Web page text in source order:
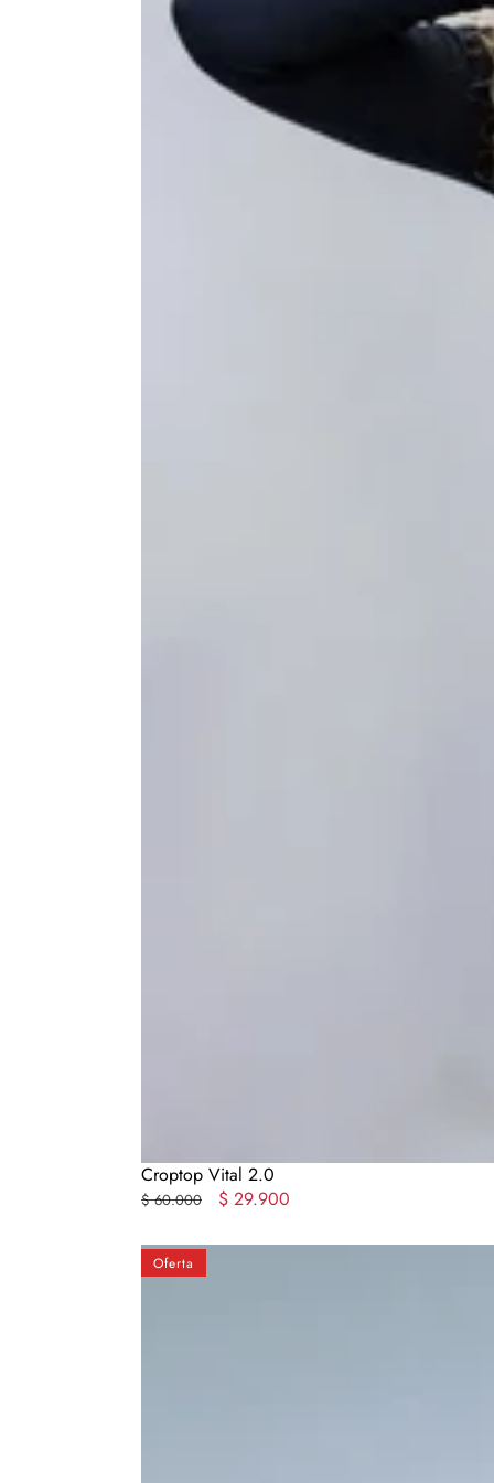
Croptop Vital 2.0
Precio
$ 60.000
Precio
oferta
$ 29.900
Top
Bra
Oferta